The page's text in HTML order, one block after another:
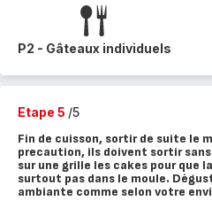
P2 - Gâteaux individuels
Etape 5 /5
Fin de cuisson, sortir de suite le
precaution, ils doivent sortir
sur une grille les cakes pour que
surtout pas dans le moule.
ambiante comme selon votre